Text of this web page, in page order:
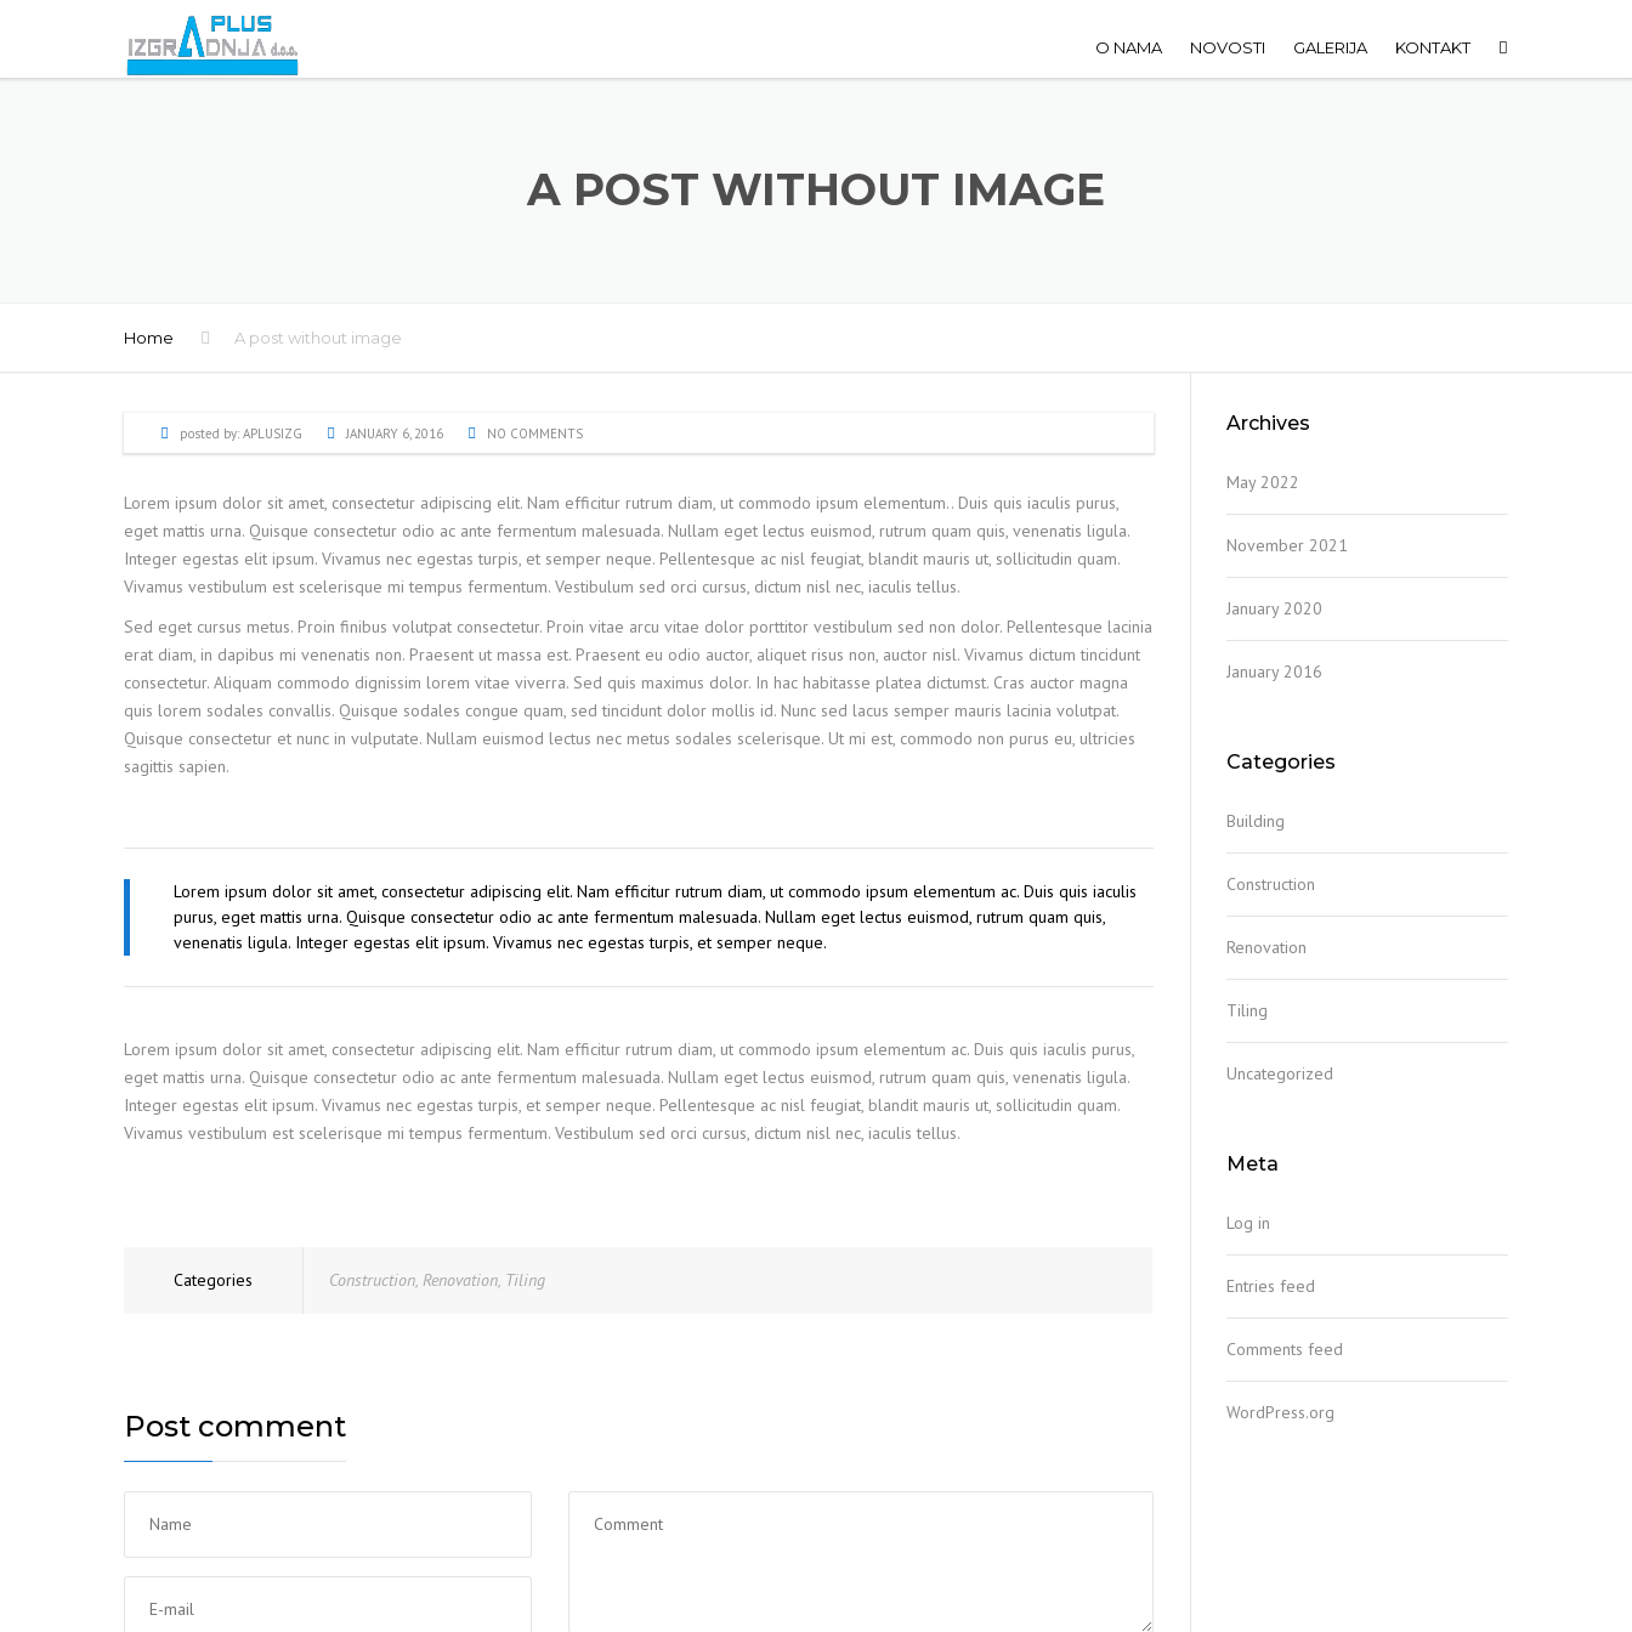
O NAMA NOVOSTI GALERIJA KONTAKT
A POST WITHOUT IMAGE
Home A post without image
posted by: APLUSIZG JANUARY 6, 2016 NO COMMENTS
Lorem ipsum dolor sit amet, consectetur adipiscing elit. Nam efficitur rutrum diam, ut commodo ipsum elementum.. Duis quis iaculis purus,
eget mattis urna. Quisque consectetur odio ac ante fermentum malesuada. Nullam eget lectus euismod, rutrum quam quis, venenatis ligula.
Integer egestas elit ipsum. Vivamus nec egestas turpis, et semper neque. Pellentesque ac nisl feugiat, blandit mauris ut, sollicitudin quam.
Vivamus vestibulum est scelerisque mi tempus fermentum. Vestibulum sed orci cursus, dictum nisl nec, iaculis tellus.
Sed eget cursus metus. Proin finibus volutpat consectetur. Proin vitae arcu vitae dolor porttitor vestibulum sed non dolor. Pellentesque lacinia
erat diam, in dapibus mi venenatis non. Praesent ut massa est. Praesent eu odio auctor, aliquet risus non, auctor nisl. Vivamus dictum tincidunt
consectetur. Aliquam commodo dignissim lorem vitae viverra. Sed quis maximus dolor. In hac habitasse platea dictumst. Cras auctor magna
quis lorem sodales convallis. Quisque sodales congue quam, sed tincidunt dolor mollis id. Nunc sed lacus semper mauris lacinia volutpat.
Quisque consectetur et nunc in vulputate. Nullam euismod lectus nec metus sodales scelerisque. Ut mi est, commodo non purus eu, ultricies
sagittis sapien.
Lorem ipsum dolor sit amet, consectetur adipiscing elit. Nam efficitur rutrum diam, ut commodo ipsum elementum ac. Duis quis iaculis
purus, eget mattis urna. Quisque consectetur odio ac ante fermentum malesuada. Nullam eget lectus euismod, rutrum quam quis,
venenatis ligula. Integer egestas elit ipsum. Vivamus nec egestas turpis, et semper neque.
Lorem ipsum dolor sit amet, consectetur adipiscing elit. Nam efficitur rutrum diam, ut commodo ipsum elementum ac. Duis quis iaculis purus,
eget mattis urna. Quisque consectetur odio ac ante fermentum malesuada. Nullam eget lectus euismod, rutrum quam quis, venenatis ligula.
Integer egestas elit ipsum. Vivamus nec egestas turpis, et semper neque. Pellentesque ac nisl feugiat, blandit mauris ut, sollicitudin quam.
Vivamus vestibulum est scelerisque mi tempus fermentum. Vestibulum sed orci cursus, dictum nisl nec, iaculis tellus.
Categories Construction, Renovation, Tiling
Post comment
Archives
May 2022
November 2021
January 2020
January 2016
Categories
Building
Construction
Renovation
Tiling
Uncategorized
Meta
Log in
Entries feed
Comments feed
WordPress.org